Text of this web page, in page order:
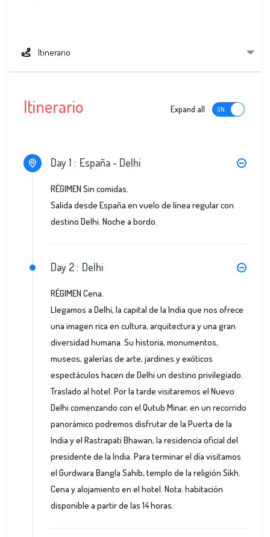
Itinerario
Itinerario Expand all
Day 1 : España - Delhi
RÉGIMEN Sin comidas.
Salida desde España en vuelo de línea regular con
destino Delhi. Noche a bordo.
Day 2 : Delhi
RÉGIMEN Cena.
Llegamos a Delhi, la capital de la India que nos ofrece
una imagen rica en cultura, arquitectura y una gran
diversidad humana. Su historia, monumentos,
museos, galerías de arte, jardines y exóticos
espectáculos hacen de Delhi un destino privilegiado.
Traslado al hotel. Por la tarde visitaremos el Nuevo
Delhi comenzando con el Qutub Minar, en un recorrido
panorámico podremos disfrutar de la Puerta de la
India y el Rastrapati Bhawan, la residencia oficial del
presidente de la India. Para terminar el día visitamos
el Gurdwara Bangla Sahib, templo de la religión Sikh.
Cena y alojamiento en el hotel. Nota: habitación
disponible a partir de las 14 horas.